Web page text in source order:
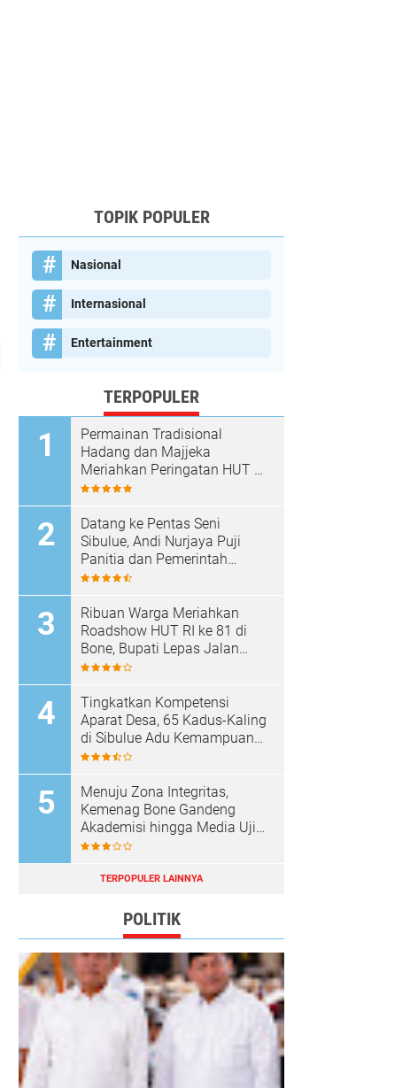
TOPIK POPULER
Nasional
Internasional
Entertainment
TERPOPULER
Permainan Tradisional
Hadang dan Majjeka
Meriahkan Peringatan HUT RI
di Sibulue
Datang ke Pentas Seni
Sibulue, Andi Nurjaya Puji
Panitia dan Pemerintah
Kecamatan
Ribuan Warga Meriahkan
Roadshow HUT RI ke 81 di
Bone, Bupati Lepas Jalan
Santai
Tingkatkan Kompetensi
Aparat Desa, 65 Kadus-Kaling
di Sibulue Adu Kemampuan
Berpidato
Menuju Zona Integritas,
Kemenag Bone Gandeng
Akademisi hingga Media Uji
Standar Pelayanan
TERPOPULER LAINNYA
POLITIK